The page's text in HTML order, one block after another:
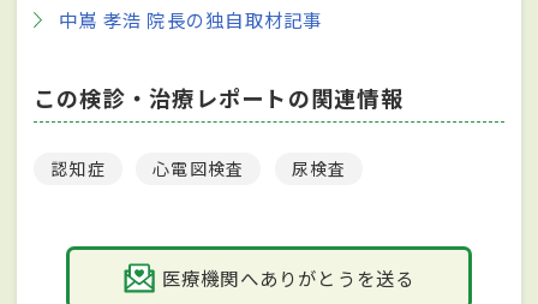
中嶌 孝浩 院長の独自取材記事
この検診・治療レポートの関連情報
認知症 心電図検査 尿検査
医療機関へありがとうを送る